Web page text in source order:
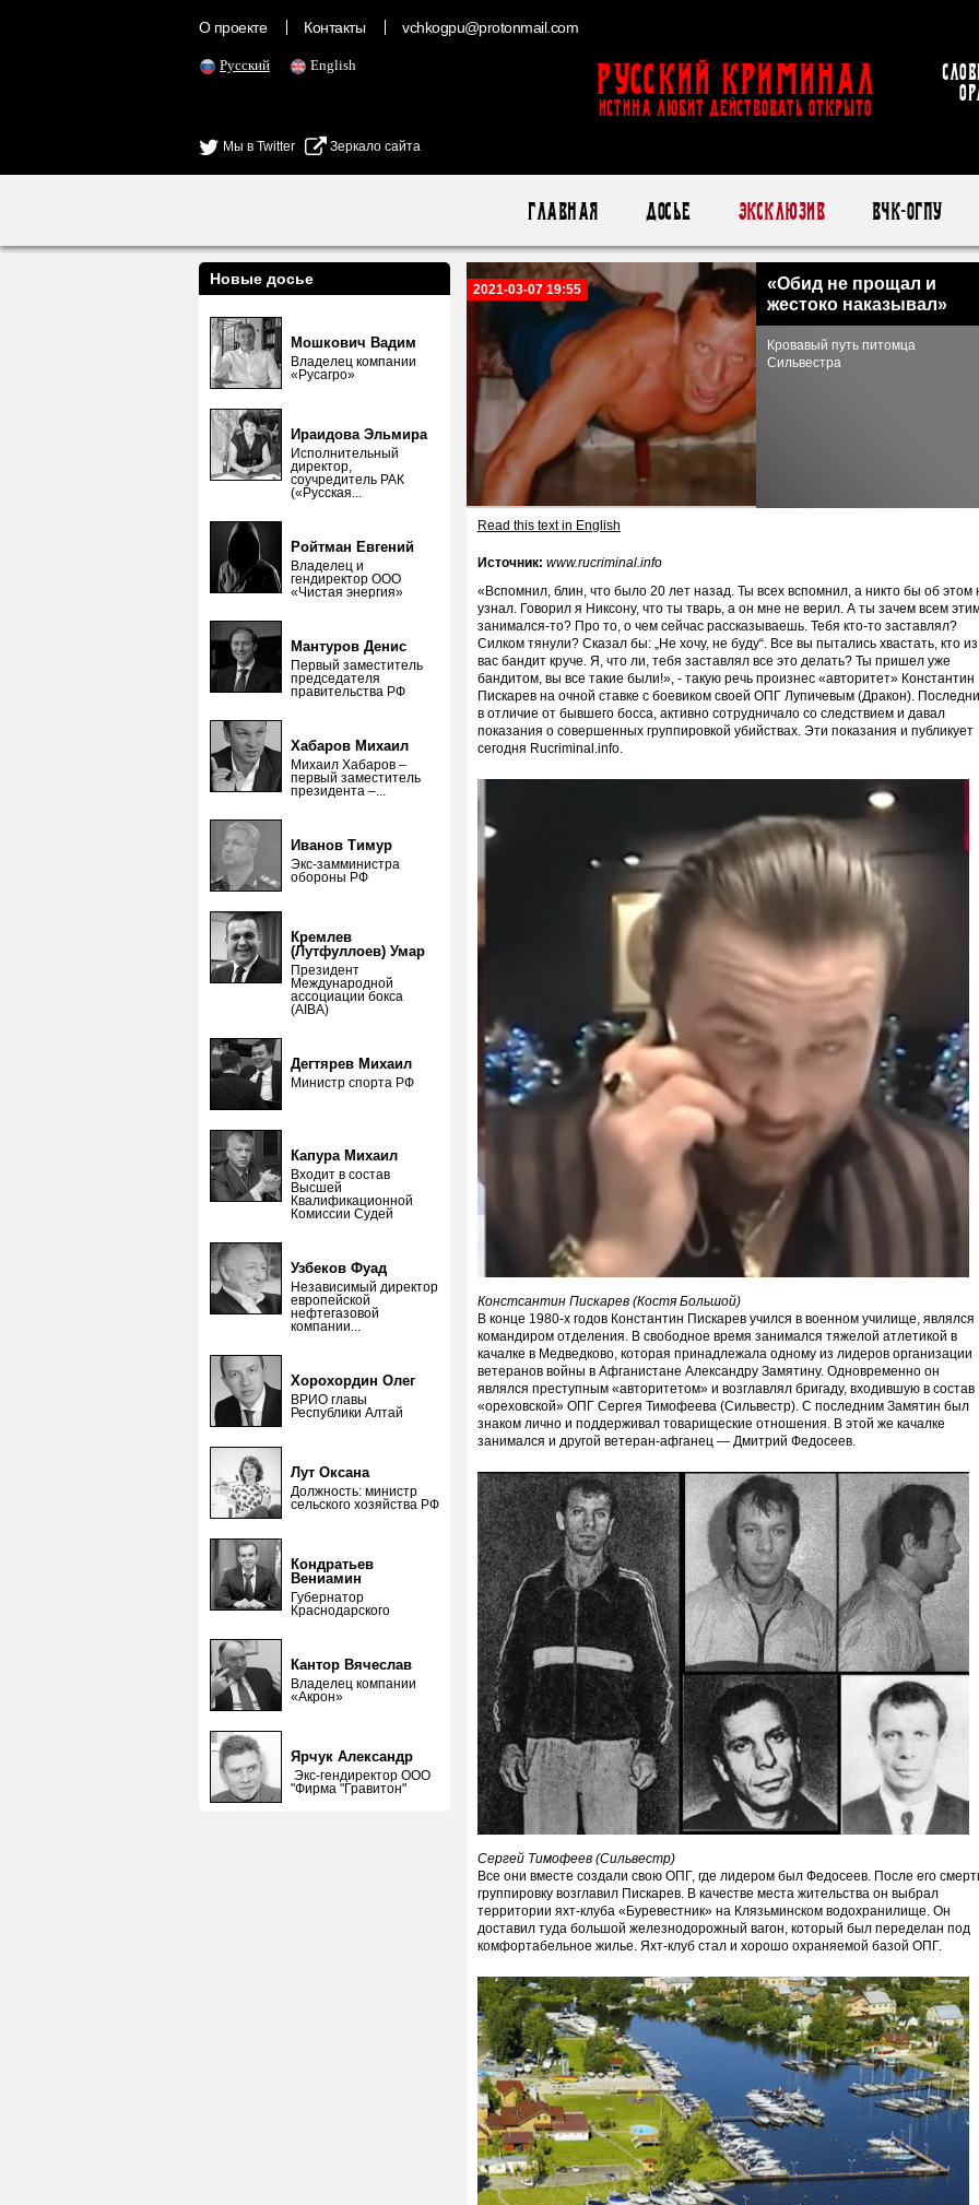
О проекте Контакты vchkogpu@protonmail.com
Русский English
Мы в Twitter Зеркало сайта
Русский Криминал
ИСТИНА ЛЮБИТ ДЕЙСТВОВАТЬ ОТКРЫТО
Главная Досье Эксклюзив ВЧК-ОГПУ
Новые досье
Мошкович Вадим
Владелец компании
«Русагро»
Ираидова Эльмира
Исполнительный
директор,
соучредитель РАК
(«Русская...
Ройтман Евгений
Владелец и
гендиректор ООО
«Чистая энергия»
Мантуров Денис
Первый заместитель
председателя
правительства РФ
Хабаров Михаил
Михаил Хабаров –
первый заместитель
президента –...
Иванов Тимур
Экс-замминистра
обороны РФ
Кремлев
(Лутфуллоев) Умар
Президент
Международной
ассоциации бокса
(AIBA)
Дегтярев Михаил
Министр спорта РФ
Капура Михаил
Входит в состав
Высшей
Квалификационной
Комиссии Судей
Узбеков Фуад
Независимый директор
европейской
нефтегазовой
компании...
Хорохордин Олег
ВРИО главы
Республики Алтай
Лут Оксана
Должность: министр
сельского хозяйства РФ
Кондратьев
Вениамин
Губернатор
Краснодарского
Кантор Вячеслав
Владелец компании
«Акрон»
Ярчук Александр
Экс-гендиректор ООО
"Фирма "Гравитон"
2021-03-07 19:55
«Обид не прощал и
жестоко наказывал»
Кровавый путь питомца
Сильвестра
Read this text in English
Источник: www.rucriminal.info
«Вспомнил, блин, что было 20 лет назад. Ты всех вспомнил, а никто бы об этом
узнал. Говорил я Никсону, что ты тварь, а он мне не верил. А ты зачем всем
занимался-то? Про то, о чем сейчас рассказываешь. Тебя кто-то заставлял?
Силком тянули? Сказал бы: „Не хочу, не буду“. Все вы пытались хвастать, кто из
вас бандит круче. Я, что ли, тебя заставлял все это делать? Ты пришел уже
бандитом, вы все такие были!», - такую речь произнес «авторитет» Константин
Пискарев на очной ставке с боевиком своей ОПГ Лупичевым (Дракон).
в отличие от бывшего босса, активно сотрудничало со следствием и давал
показания о совершенных группировкой убийствах. Эти показания и публикует
сегодня Rucriminal.info.
Констсантин Пискарев (Костя Большой)
В конце 1980-х годов Константин Пискарев учился в военном училище, являлся
командиром отделения. В свободное время занимался тяжелой атлетикой в
качалке в Медведково, которая принадлежала одному из лидеров организации
ветеранов войны в Афганистане Александру Замятину. Одновременно он
являлся преступным «авторитетом» и возглавлял бригаду, входившую в состав
«ореховской» ОПГ Сергея Тимофеева (Сильвестр). С последним Замятин был
знаком лично и поддерживал товарищеские отношения. В этой же качалке
занимался и другой ветеран-афганец — Дмитрий Федосеев.
Сергей Тимофеев (Сильвестр)
Все они вместе создали свою ОПГ, где лидером был Федосеев. После его
группировку возглавил Пискарев. В качестве места жительства он выбрал
территории яхт-клуба «Буревестник» на Клязьминском водохранилище. Он
доставил туда большой железнодорожный вагон, который был переделан под
комфортабельное жилье. Яхт-клуб стал и хорошо охраняемой базой ОПГ.